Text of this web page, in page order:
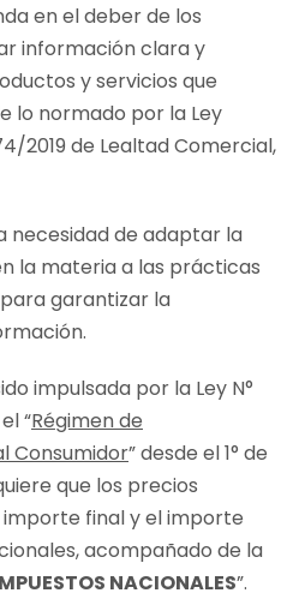
en el deber de los
información clara y
y servicios que
lo normado por la Ley
2019 de Lealtad Comercial,
necesidad de adaptar la
la materia a las prácticas
garantizar la
impulsada por la Ley N°
“Régimen de
Consumidor”desde el 1° de
que los precios
final y el importe
acompañado de la
NACIONALES”.